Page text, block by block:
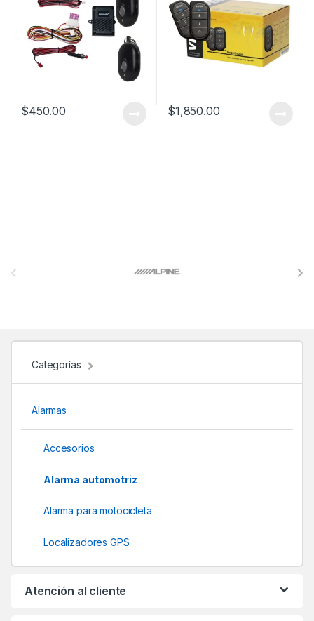
$450.00 $1,850.00
Categorías
Alarmas
Accesorios
Alarma automotriz
Alarma para motocicleta
Localizadores GPS
Atención al cliente